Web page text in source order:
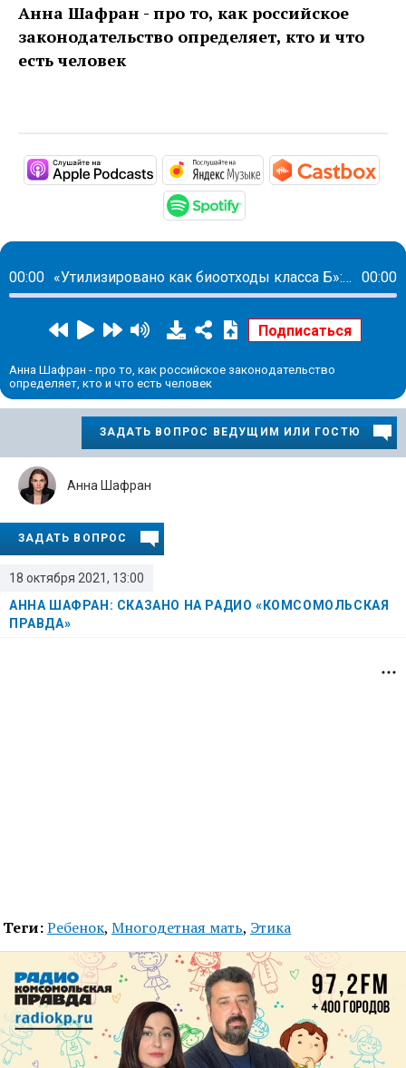
Анна Шафран - про то, как российское
законодательство определяет, кто и что
есть человек
https://podcasts.apple.com/ru/
https://
00:00 «Утилизировано как биоотходы класса Б»: Чиновники не дали матери похоронить мертворожденного ребенка 00:00
Анна Шафран - про то, как российское законодательство
определяет, кто и что есть человек
ЗАДАТЬ ВОПРОС ВЕДУЩИМ ИЛИ ГОСТЮ
18 октября 2021, 13:00
АННА ШАФРАН: СКАЗАНО НА РАДИО «КОМСОМОЛЬСКАЯ
ПРАВДА»
Анна Шафран
ЗАДАТЬ ВОПРОС
Теги:Ребенок, Многодетная мать, Этика